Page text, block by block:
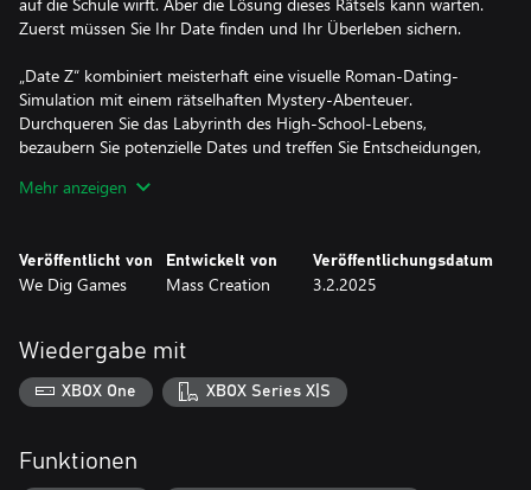
Zuerst müssen Sie Ihr Date finden und Ihr Überleben sichern.
„Date Z“ kombiniert meisterhaft eine visuelle Roman-Dating-
Simulation mit einem rätselhaften Mystery-Abenteuer.
Durchqueren Sie das Labyrinth des High-School-Lebens,
bezaubern Sie potenzielle Dates und treffen Sie Entscheidungen,
beeinflussen.
Entscheidungen bestimmen den Verlauf Ihrer Erzählung und den
Ausgang der Geschichte. Gewinnen Sie Herzen, sichern Sie sich
verschiedenen Ergebnissen und bieten jedes Mal, wenn Sie
spielen, ein einzigartiges Ende. Jede Wahl zählt.
Date mit fünf einzigartigen Charakteren: Wagen Sie sich in eine
mit seiner eigenen Persönlichkeit, Hintergrundgeschichte und
Mehr anzeigen
Veröffentlicht von
We Dig Games
Entwickelt von
Mass Creation
Veröffentlichungsdatum
3.2.2025
Wiedergabe mit
XBOX One XBOX Series X|S
Funktionen